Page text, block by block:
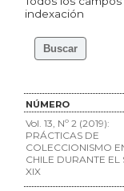
indexación
NÚMERO
Vol. 13, Nº 2 (2019):
PRÁCTICAS DE
COLECCIONISMO
CHILE DURANTE EL
XIX